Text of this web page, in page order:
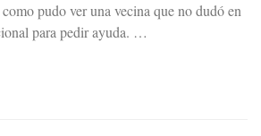
pudo ver una vecina que no dudó en
para pedir ayuda. …